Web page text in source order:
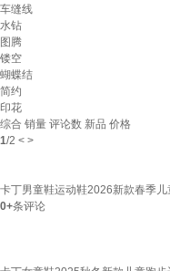
车缝线
水钻
图腾
镂空
蝴蝶结
简约
印花
综合 销量 评论数 新品 价格
1/2 < >
卡丁男童鞋运动鞋2026新款春季
0+条评论